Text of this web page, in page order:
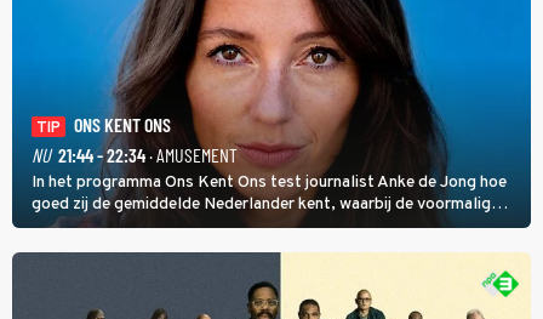
TIP
ONS KENT ONS
NU 21:44 - 22:34· AMUSEMENT
In het programma Ons Kent Ons test journalist Anke de Jong hoe
goed zij de gemiddelde Nederlander kent, waarbij de voormalig
hoofdredacteur van modebladen Glamour en Elle het samen met
rapper Keizer opneemt tegen Edson da Graça en Marc-Marie